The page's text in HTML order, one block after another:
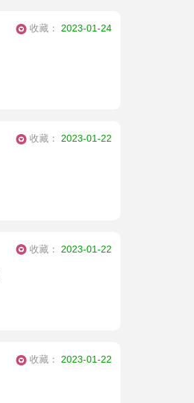
收藏： 2023-01-24
收藏： 2023-01-22
收藏： 2023-01-22
收藏： 2023-01-22